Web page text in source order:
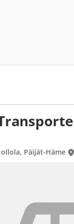
Päijät-Häme